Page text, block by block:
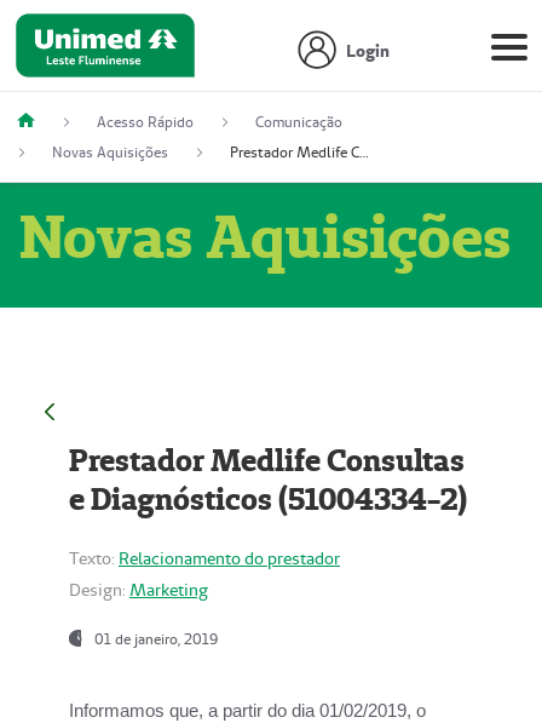
Login
Acesso Rápido
Comunicação
Novas Aquisições
Prestador Medlife Consultas e Diagnósticos (51004334-2)
Novas Aquisições
Prestador Medlife Consultas
e Diagnósticos (51004334-2)
Texto: Relacionamento do prestador
Design: Marketing
01 de janeiro, 2019
Informamos que, a partir do dia 01/02/2019, o